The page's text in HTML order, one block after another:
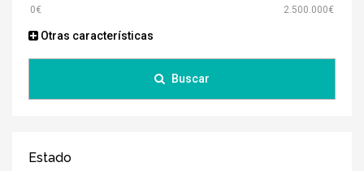
Otras características
Buscar
Estado